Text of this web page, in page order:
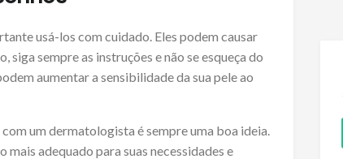
usá-los com cuidado. Eles podem causar
siga sempre as instruções e não se esqueça do
aumentar a sensibilidade da sua pele ao
um dermatologista é sempre uma boa ideia.
adequado para suas necessidades e